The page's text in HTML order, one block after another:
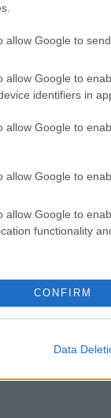
allow Google to
allow Google to
identifiers in
allow Google to
allow Google to
allow Google to
functionality
CONFIRM
Data